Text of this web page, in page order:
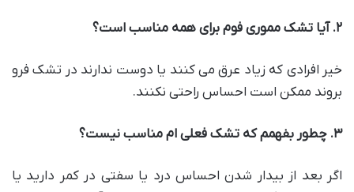
۲.آیا تشک مموری فوم برای همه مناسب است؟
خیر افرادی که زیاد عرق می کنند یا دوست ندارند در تشک فرو
بروند ممکن است احساس راحتی نکنند.
۳. چطور بفهمم که تشک فعلی ام مناسب نیست؟
اگر بعد از بیدار شدن احساس درد یا سفتی در کمر دارید یا